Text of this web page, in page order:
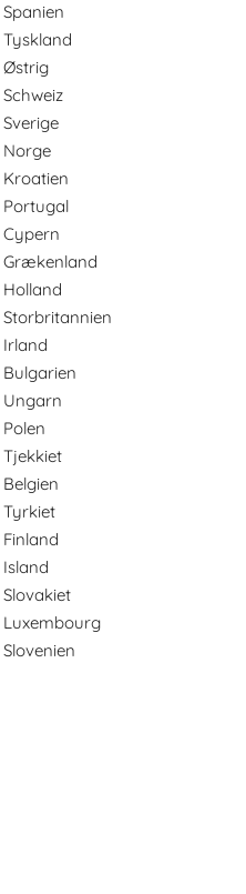
Spanien
Tyskland
Østrig
Schweiz
Sverige
Norge
Kroatien
Portugal
Cypern
Grækenland
Holland
Storbritannien
Irland
Bulgarien
Ungarn
Polen
Tjekkiet
Belgien
Tyrkiet
Finland
Island
Slovakiet
Luxembourg
Slovenien